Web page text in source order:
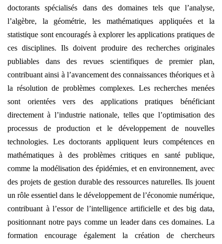
doctorants spécialisés dans des domaines tels que l’analyse,
l’algèbre, la géométrie, les mathématiques appliquées et la
statistique sont encouragés à explorer les applications pratiques de
ces disciplines. Ils doivent produire des recherches originales
publiables dans des revues scientifiques de premier plan,
contribuant ainsi à l’avancement des connaissances théoriques et à
la résolution de problèmes complexes. Les recherches menées
sont orientées vers des applications pratiques bénéficiant
directement à l’industrie nationale, telles que l’optimisation des
processus de production et le développement de nouvelles
technologies. Les doctorants appliquent leurs compétences en
mathématiques à des problèmes critiques en santé publique,
comme la modélisation des épidémies, et en environnement, avec
des projets de gestion durable des ressources naturelles. Ils jouent
un rôle essentiel dans le développement de l’économie numérique,
contribuant à l’essor de l’intelligence artificielle et des big data,
positionnant notre pays comme un leader dans ces domaines. La
formation encourage également la création de chercheurs